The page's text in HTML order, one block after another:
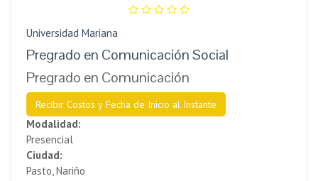
Universidad Mariana
Pregrado en Comunicación Social
Pregrado en Comunicación
Recibir Costos y Fecha de Inicio al Instante
Modalidad:
Presencial
Ciudad:
Pasto, Nariño